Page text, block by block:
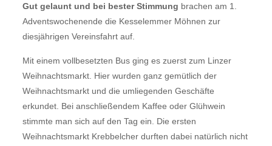
Gut gelaunt und bei bester Stimmung brachen am 1.
Adventswochenende die Kesselemmer Möhnen zur
diesjährigen Vereinsfahrt auf.
Mit einem vollbesetzten Bus ging es zuerst zum Linzer
Weihnachtsmarkt. Hier wurden ganz gemütlich der
Weihnachtsmarkt und die umliegenden Geschäfte
erkundet. Bei anschließendem Kaffee oder Glühwein
stimmte man sich auf den Tag ein. Die ersten
Weihnachtsmarkt Krebbelcher durften dabei natürlich nicht